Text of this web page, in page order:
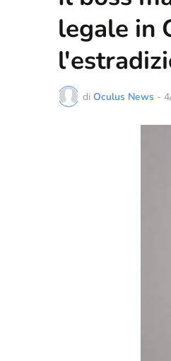
legale in
di Oculus News -